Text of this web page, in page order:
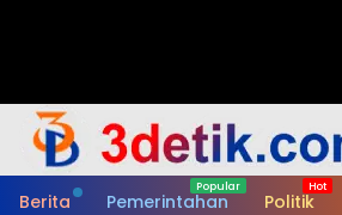
Berita Pemerintahan Politik